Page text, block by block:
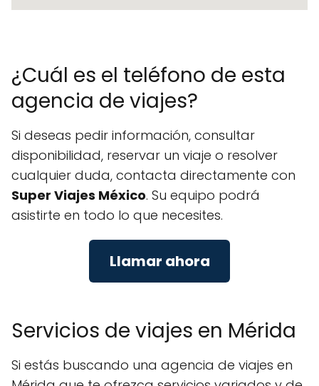
¿Cuál es el teléfono de esta
agencia de viajes?
Si deseas pedir información, consultar
disponibilidad, reservar un viaje o resolver
cualquier duda, contacta directamente con
Super Viajes México. Su equipo podrá
asistirte en todo lo que necesites.
Llamar ahora
Servicios de viajes en Mérida
Si estás buscando una agencia de viajes en